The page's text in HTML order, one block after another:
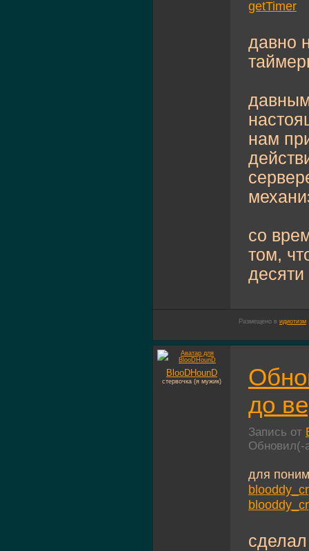
getTimer
давно
нам
со
том,
десяти
Размещено в идиотизм
BlooDHounD
стервочка (я мужик)
до
Запись от
для